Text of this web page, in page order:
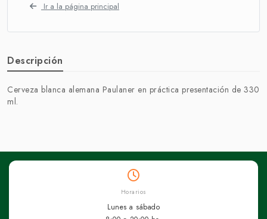
Ir a la página principal
Descripción
Cerveza blanca alemana Paulaner en práctica presentación de 330
ml.
Horarios
Lunes a sábado